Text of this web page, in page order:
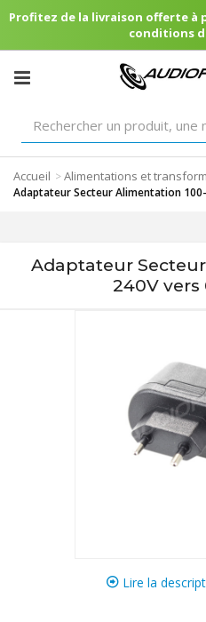
Profitez de la livraison offerte à
conditions
Accueil >Alimentations et
Adaptateur Secteur Alimentation 100-
Adaptateur
240V vers
Lire la